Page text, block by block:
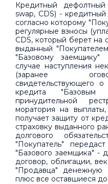
Кредитный
swap, CDS) -
согласно которому
регулярные взносы
CDS, который берет на
выданный
"Базовому
случае наступления
(заранее
свидетельствующего
кредита "Базовым
принудительной
моратория на выплаты,
получает защиту от
страховку выданного
долгового
"Покупатель"
"Базового заемщика" -
договор, облигации,
"Продавца" денежную
плюс все оставшиеся